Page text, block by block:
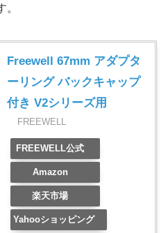
Freewell 67mm アダプタ
ーリング バックキャップ
付き V2シリーズ用
FREEWELL
FREEWELL公式
Amazon
楽天市場
Yahooショッピング